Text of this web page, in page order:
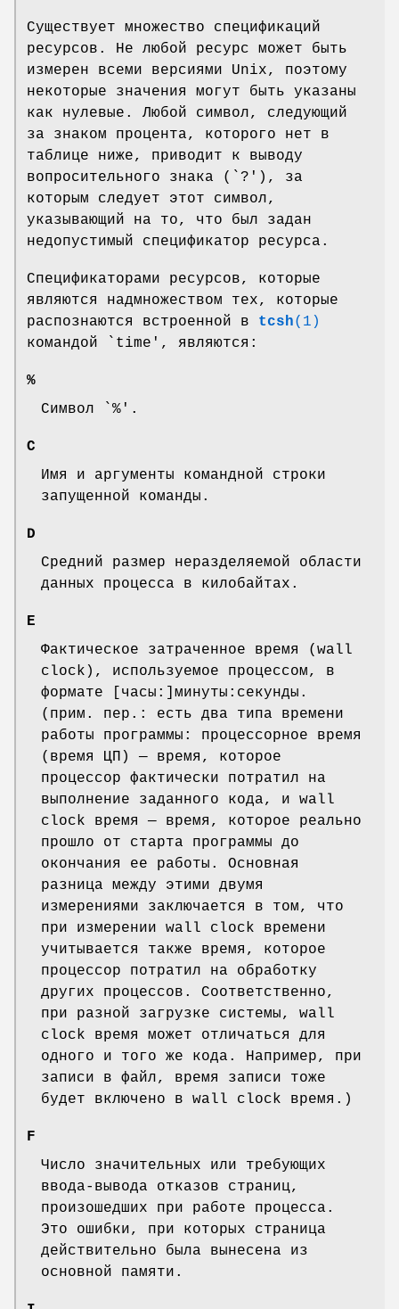
Существует множество спецификаций
ресурсов. Не любой ресурс может быть
измерен всеми версиями Unix, поэтому
некоторые значения могут быть указаны
как нулевые. Любой символ, следующий
за знаком процента, которого нет в
таблице ниже, приводит к выводу
вопросительного знака (`?'), за
которым следует этот символ,
указывающий на то, что был задан
недопустимый спецификатор ресурса.
Спецификаторами ресурсов, которые
являются надмножеством тех, которые
распознаются встроенной в tcsh(1)
командой `time', являются:
%
Символ `%'.
С
Имя и аргументы командной строки
запущенной команды.
D
Средний размер неразделяемой области
данных процесса в килобайтах.
E
Фактическое затраченное время (wall
clock), используемое процессом, в
формате [часы:]минуты:секунды.
(прим. пер.: есть два типа времени
работы программы: процессорное время
(время ЦП) — время, которое
процессор фактически потратил на
выполнение заданного кода, и wall
clock время — время, которое реально
прошло от старта программы до
окончания ее работы. Основная
разница между этими двумя
измерениями заключается в том, что
при измерении wall clock времени
учитывается также время, которое
процессор потратил на обработку
других процессов. Соответственно,
при разной загрузке системы, wall
clock время может отличаться для
одного и того же кода. Например, при
записи в файл, время записи тоже
будет включено в wall clock время.)
F
Число значительных или требующих
ввода-вывода отказов страниц,
произошедших при работе процесса.
Это ошибки, при которых страница
действительно была вынесена из
основной памяти.